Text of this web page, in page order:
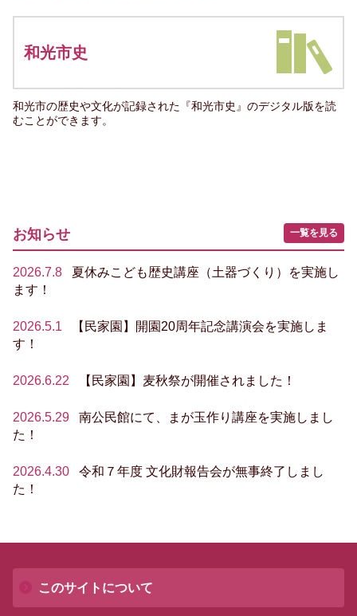
和光市史
和光市の歴史や文化が記録された『和光市史』のデジタル版を読
むことができます。
お知らせ 一覧を見る
2026.7.8
夏休みこども歴史講座（土器づくり）を実施し
ます！
2026.5.1
【民家園】開園20周年記念講演会を実施しま
す！
2026.6.22 【民家園】麦秋祭が開催されました！
2026.5.29
南公民館にて、まが玉作り講座を実施しまし
た！
2026.4.30
令和７年度 文化財報告会が無事終了しまし
た！
このサイトについて